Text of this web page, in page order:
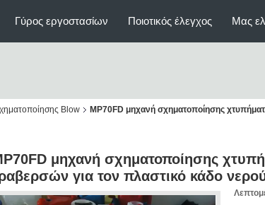
Γύρος εργοστασίων Ποιοτικός έλεγχος Μας
Blow MP70FD μηχανή σχηματοποίησης
μηχανή σχηματοποίησης
για τον πλαστικό κάδο